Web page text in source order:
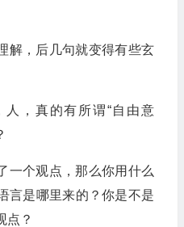
解，后几句就变得有些玄
人，真的有所谓“自由意
一个观点，那么你用什么
言是哪里来的？你是不是
点？